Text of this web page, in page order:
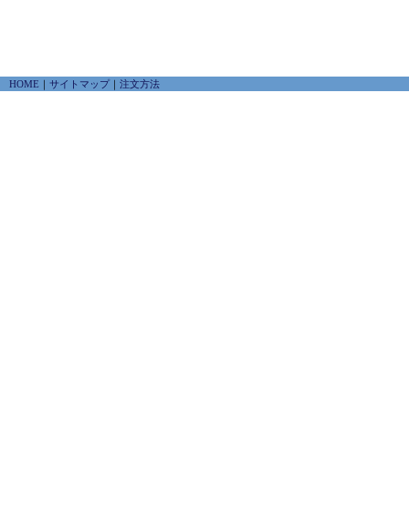
HOME ｜ サイトマップ｜ 注文方法